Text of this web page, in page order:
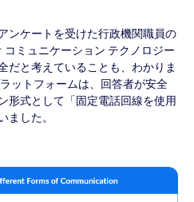
ンケートを受けた行政機関職員の
ミュニケーション テクノロジー
だと考えていることも、わかりま
ットフォームは、回答者が安全
形式として「固定電話回線を使用
ました。